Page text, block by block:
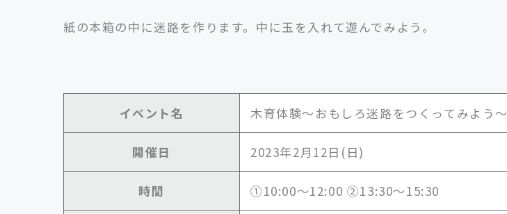
紙の本箱の中に迷路を作ります。中に玉を入れて遊んでみよう。
イベント名 木育体験〜おもしろ迷路をつくってみよう〜
開催日 2023年2月12日(日)
時間 ①10:00〜12:00 ②13:30〜15:30